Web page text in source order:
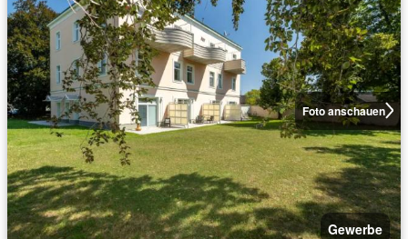
Foto anschauen
Gewerbe